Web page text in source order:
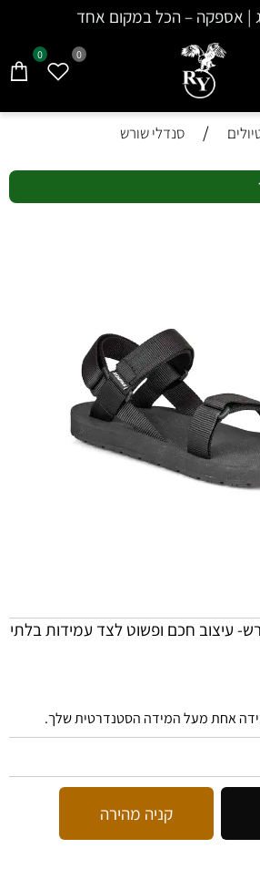
| אספקה – הכל במקום אחד
0 0
/ סנדלי שורש
עיצוב חכם ופשוט לצד עמידות בלתי
אחת מעל המידה הסטנדרטית שלך.
קניה מהירה